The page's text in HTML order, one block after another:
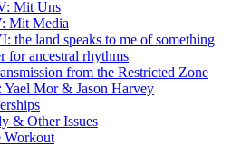
Mit Uns
Mit Media
the land speaks to me of something
for ancestral rhythms
from the Restricted Zone
Yael Mor & Jason Harvey
& Other Issues
Workout